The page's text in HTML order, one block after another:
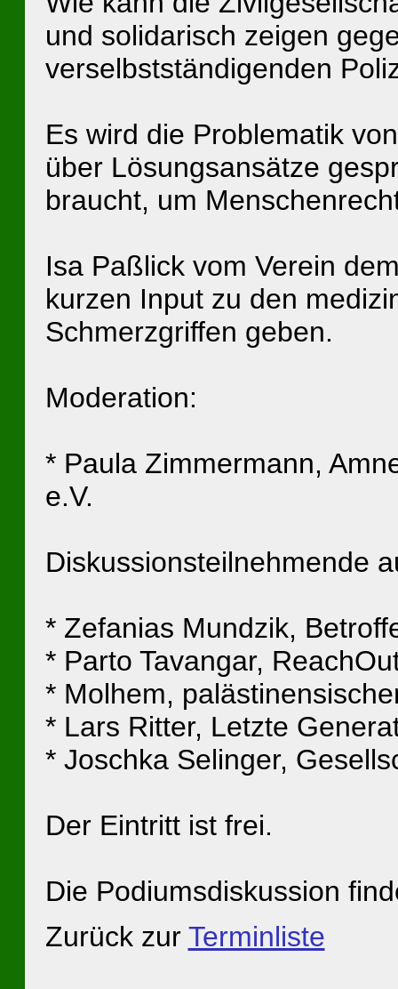
und solidarisch zeigen
verselbstständigenden
Es wird die Problematik
über Lösungsansätze
braucht, um
Isa Paßlick vom Verein
kurzen Input zu den
Schmerzgriffen geben.
Moderation:
* Paula Zimmermann,
e.V.
Diskussionsteilnehmende
* Zefanias Mundzik,
* Parto Tavangar,
* Molhem,
* Lars Ritter, Letzte
* Joschka Selinger,
Der Eintritt ist frei.
Die Podiumsdiskussion
Zurück zur Terminliste